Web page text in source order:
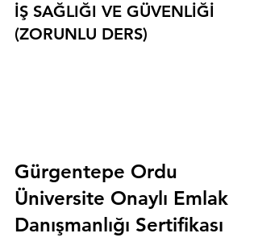
İŞ SAĞLIĞI VE GÜVENLİĞİ
(ZORUNLU DERS)
Gürgentepe Ordu
Üniversite Onaylı Emlak
Danışmanlığı Sertifikası